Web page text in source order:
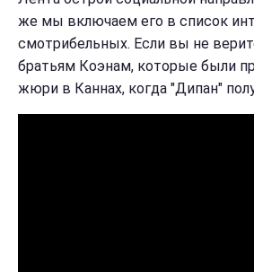
же мы включаем его в список
смотрибельных. Если вы не
братьям Коэнам, которые были
жюри в Каннах, когда "Дипан"